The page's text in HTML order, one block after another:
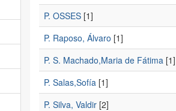
P. OSSES[1]
P. Raposo, Álvaro [1]
P. S. Machado,Maria de Fátima[1]
P. Salas,Sofía[1]
P. Silva, Valdir[2]